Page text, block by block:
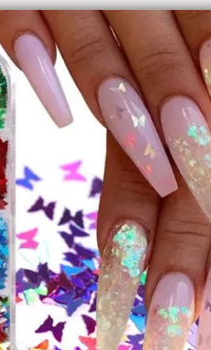
CÓMO COMPRAR QUIÉNES